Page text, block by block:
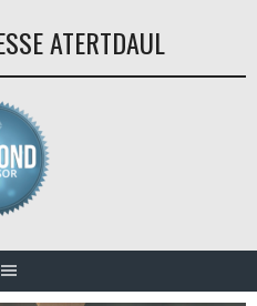
ATERTDAUL